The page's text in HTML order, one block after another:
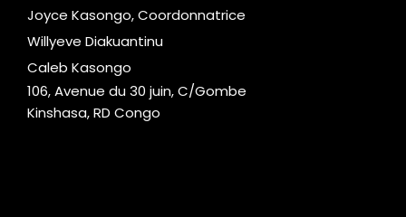
Joyce Kasongo, Coordonnatrice
Willyeve Diakuantinu
Caleb Kasongo
106, Avenue du 30 juin, C/Gombe
Kinshasa, RD Congo